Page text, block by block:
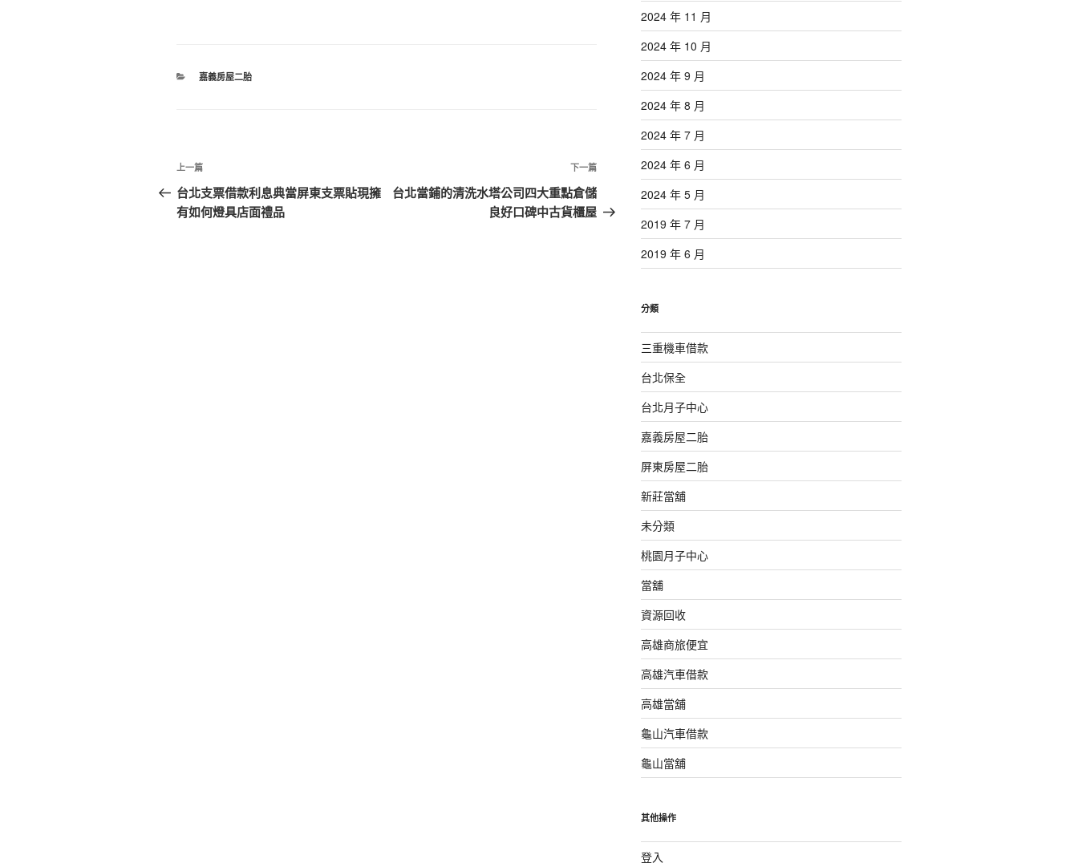
分
嘉義房屋二胎
文
章
導
上
一
篇
上一篇
台北支票借款利息典當屏東支票貼現擁
有如何燈具店面禮品
下
一
篇
下一篇
台北當鋪的清洗水塔公司四大重點倉儲
良好口碑中古貨櫃屋
2024 年 11 月
2024 年 10 月
2024 年 9 月
2024 年 8 月
2024 年 7 月
2024 年 6 月
2024 年 5 月
2019 年 7 月
2019 年 6 月
分類
三重機車借款
台北保全
台北月子中心
嘉義房屋二胎
屏東房屋二胎
新莊當舖
未分類
桃園月子中心
當舖
資源回收
高雄商旅便宜
高雄汽車借款
高雄當舖
龜山汽車借款
龜山當舖
其他操作
登入